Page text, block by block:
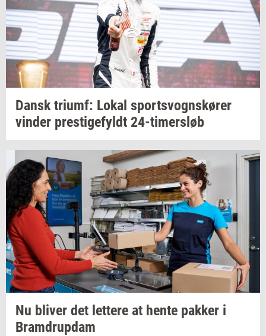
Dansktri­umf: Lokal sport­s­vogns­kø­rer
vin­der pre­sti­ge­fyldt 24-​timersløb
Nu bli­ver det let­te­re at hente pak­ker i
Bram­d­rup­dam